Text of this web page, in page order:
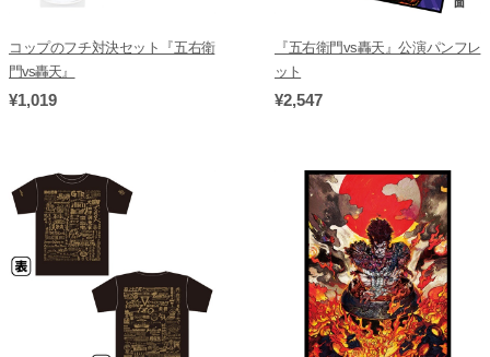
コップのフチ対決セット『五右衛
門vs轟天』
¥1,019
『五右衛門vs轟天』公演パンフレ
ット
¥2,547